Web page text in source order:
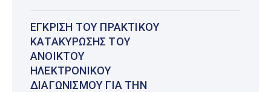
ΈΓΚΡΙΣΗ ΤΟΥ ΠΡΑΚΤΙΚΟΎ
ΚΑΤΑΚΎΡΩΣΗΣ ΤΟΥ
ΑΝΟΙΚΤΟΎ
ΗΛΕΚΤΡΟΝΙΚΟΎ
ΔΙΑΓΩΝΙΣΜΟΎ ΓΙΑ ΤΗΝ